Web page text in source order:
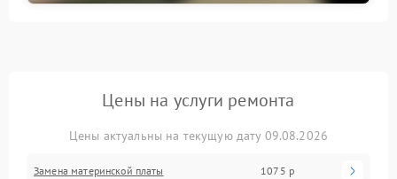
Цены на услуги ремонта
Цены актуальны на текущую дату 09.08.2026
Замена материнской платы 1075 р